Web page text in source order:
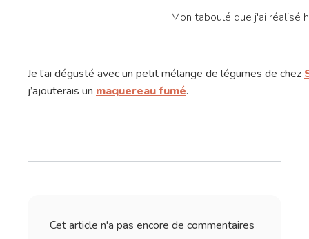
Mon taboulé que j'ai réalisé
Je l’ai dégusté avec un petit mélange de légumes de chez
j’ajouterais un maquereau fumé.
Cet article n'a pas encore de commentaires